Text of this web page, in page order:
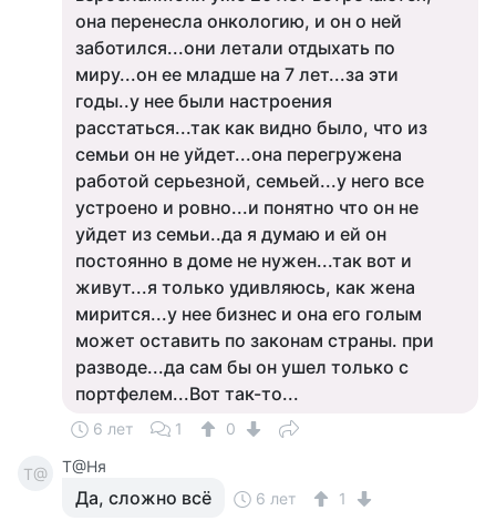
она перенесла онкологию, и он о ней
заботился...они летали отдыхать по
миру...он ее младше на 7 лет...за эти
годы..у нее были настроения
расстаться...так как видно было, что из
семьи он не уйдет...она перегружена
работой серьезной, семьей...у него все
устроено и ровно...и понятно что он не
уйдет из семьи..да я думаю и ей он
постоянно в доме не нужен...так вот и
живут...я только удивляюсь, как жена
мирится...у нее бизнес и она его голым
может оставить по законам страны. при
разводе...да сам бы он ушел только с
портфелем...Вот так-то...
6 лет 1 0
Т@ Т@Ня
Да, сложно всё 6 лет 1